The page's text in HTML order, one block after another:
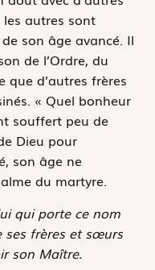
autres sont
son âge avancé. Il
de l’Ordre, du
que d’autres frères
« Quel bonheur
souffert peu de
Dieu pour
son âge ne
du martyre.
qui porte ce nom
ses frères et sœurs
son Maître.